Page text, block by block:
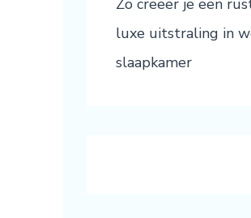
luxe uitstraling in
slaapkamer